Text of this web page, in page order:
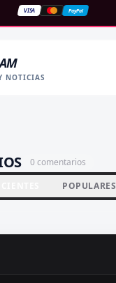
VISA PayPal
NOTICIAS
0 comentarios
POPULARES